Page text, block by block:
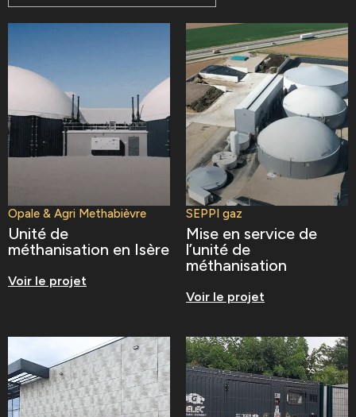
Opale & Agri Methabièvre
Unité de
méthanisation en Isère
Voir le projet
SEPPI gaz
Mise en service de
l’unité de
méthanisation
Voir le projet